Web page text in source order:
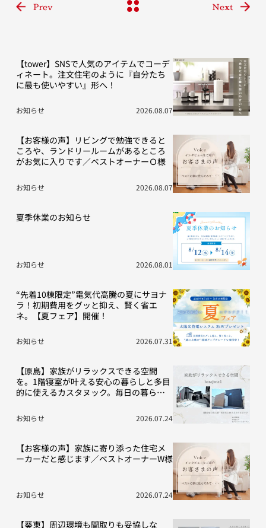
Prev Next
【tower】SNSで人気のアイテムでコーデ
ィネート。注文住宅のように『自分たち
に最も使いやすい』形へ！
お知らせ 2026.08.07
【お客様の声】リビングで勉強できると
ころや、ランドリールームがあるところ
がお気に入りです／ベストオーナーＯ様
お知らせ 2026.08.07
夏季休業のお知らせ
お知らせ 2026.08.01
“先着10棟限定”電気代高騰の夏にサヨナ
ラ！初期費用をグッと抑え、賢く省エ
ネ。【夏フェア】開催！
お知らせ 2026.07.31
【原島】家族がリラックスできる空間
を。1階寝室が叶える安心の暮らしと多目
的に使えるカスタヌック。毎日の暮らし
お知らせ 2026.07.24
【お客様の声】家族に寄り添った住宅メ
ーカーだと感じます／ベストオーナーW様
お知らせ 2026.07.24
【葵東】周辺環境も間取りも妥協しな